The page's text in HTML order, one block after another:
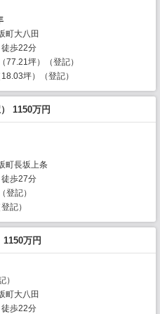
町大八田
徒歩22分
（77.21坪）（登記）
18.03坪）（登記）
1150万円
町長坂上条
徒歩27分
（登記）
登記）
万円
）
町大八田
徒歩22分